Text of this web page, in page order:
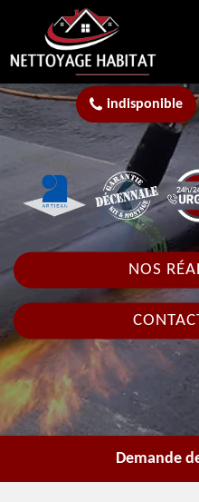
indisponible
NOS
Demande